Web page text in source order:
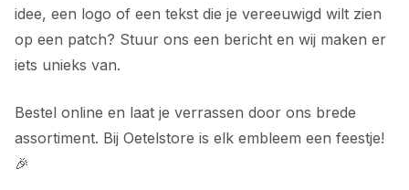
idee, een logo of een tekst die je vereeuwigd wilt zien
op een patch? Stuur ons een bericht en wij maken er
iets unieks van.
Bestel online en laat je verrassen door ons brede
assortiment. Bij Oetelstore is elk embleem een feestje!
🎉